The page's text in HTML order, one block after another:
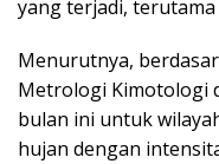
yang terjadi,
Menurutnya,
Metrologi Kimotologi
bulan ini untuk
hujan dengan